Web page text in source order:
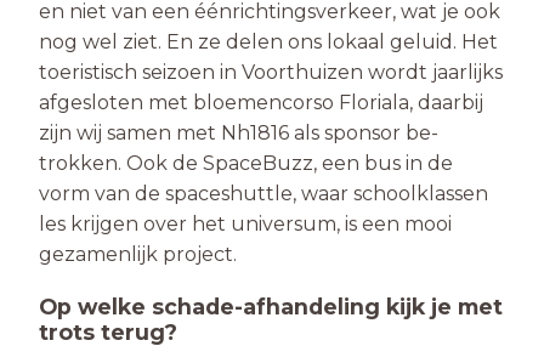
en niet van een éénrich­tingsverkeer, wat je ook
nog wel ziet. En ze delen ons lokaal geluid. Het
toeristisch seizoen in Voorthuizen wordt jaarlijks
afgesloten met bloemencorso Floriala, daarbij
zijn wij samen met Nh1816 als sponsor be­
trokken. Ook de SpaceBuzz, een bus in de
vorm van de spaceshuttle, waar schoolklassen
les krijgen over het universum, is een mooi
gezamenlijk project.
Op welke schade-afhandeling kijk je met
trots terug?